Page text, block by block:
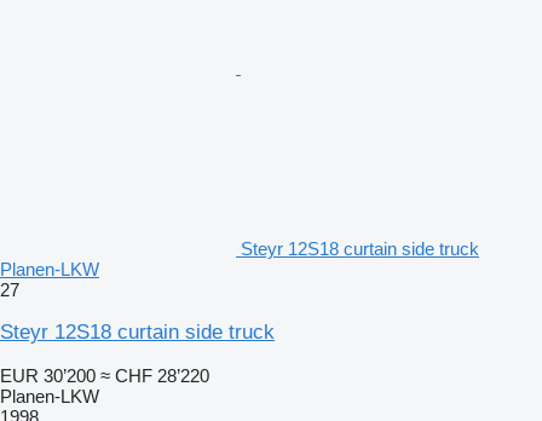
Steyr 12S18 curtain side truck
Planen-LKW
27
Steyr 12S18 curtain side truck
EUR 30’200 ≈ CHF 28’220
Planen-LKW
1998